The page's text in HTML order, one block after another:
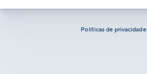
Políticas de privacidade